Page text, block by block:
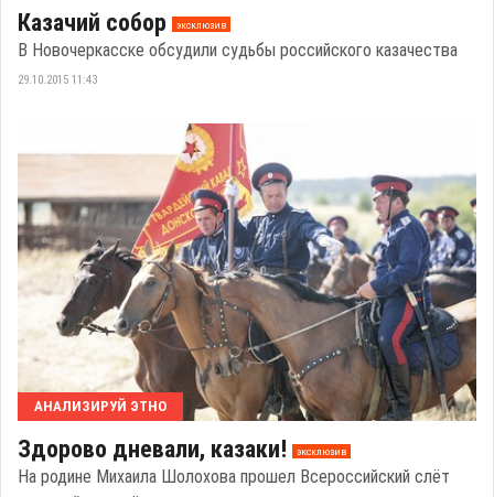
Казачий собор эксклюзив
В Новочеркасске обсудили судьбы российского казачества
29.10.2015 11:43
АНАЛИЗИРУЙ ЭТНО
Здорово дневали, казаки! эксклюзив
На родине Михаила Шолохова прошел Всероссийский слёт